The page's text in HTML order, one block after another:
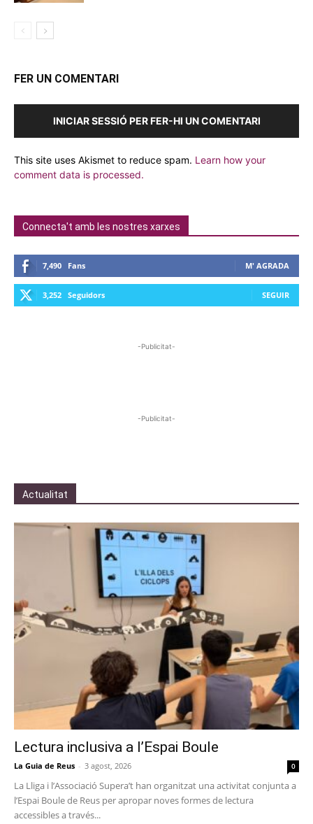
FER UN COMENTARI
INICIAR SESSIÓ PER FER-HI UN COMENTARI
This site uses Akismet to reduce spam. Learn how your
comment data is processed.
Connecta't amb les nostres xarxes
7,490 Fans M' AGRADA
3,252 Seguidors SEGUIR
-Publicitat-
-Publicitat-
Actualitat
Lectura inclusiva a l’Espai Boule
La Guia de Reus - 3 agost, 2026 0
La Lliga i l’Associació Supera’t han organitzat una activitat conjunta a
l’Espai Boule de Reus per apropar noves formes de lectura
accessibles a través...